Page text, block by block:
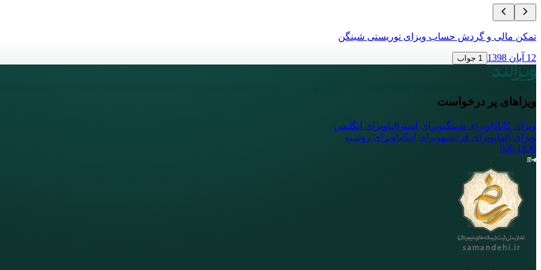
تمکن مالی و گردش حساب ویزای توریستی شینگن
12 آبان 1398 1 جواب
ویزاهای پر درخواست
ویزای کانادا ویزای شینگنویزای استرالیاویزای انگلیس
ویزای آلمانویزای فرانسهویزای ایتالیاویزای روسیه
1836